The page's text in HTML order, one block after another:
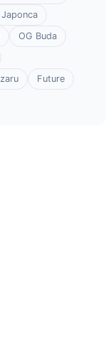
Japonca
OG Buda
Future